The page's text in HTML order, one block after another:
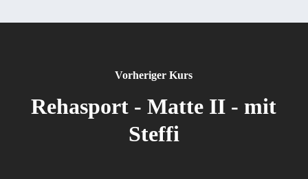
Vorheriger Kurs
Rehasport - Matte II - mit
Steffi